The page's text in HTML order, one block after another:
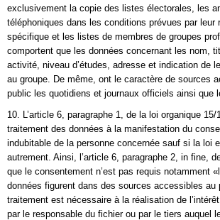
exclusivement la copie des listes électorales, les
téléphoniques dans les conditions prévues par leur
spécifique et les listes de membres de groupes
comportent que les données concernant les nom,
activité, niveau d’études, adresse et indication de
au groupe. De même, ont le caractère de sources
public les quotidiens et journaux officiels ainsi que
10. L’article 6, paragraphe 1, de la loi organique
traitement des données à la manifestation du
indubitable de la personne concernée sauf si la loi
autrement. Ainsi, l’article 6, paragraphe 2, in fine,
que le consentement n’est pas requis notamment
données figurent dans des sources accessibles au
traitement est nécessaire à la réalisation de
par le responsable du fichier ou par le tiers auquel